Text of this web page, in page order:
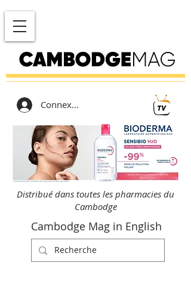
Connexion
Distribué dans toutes les pharmacies du
Cambodge
Cambodge Mag in English